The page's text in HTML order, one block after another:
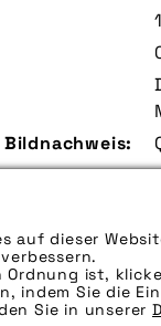
auf dieser
Ordnung ist,
indem Sie die
Sie in unserer